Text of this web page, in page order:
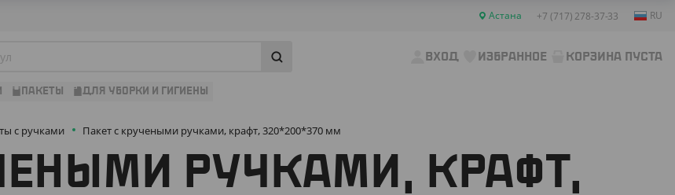
Астана +7 (717) 278-37-33 RU
ВХОД ИЗБРАННОЕ КОРЗИНА ПУСТА
ПАКЕТЫ ДЛЯ УБОРКИ И ГИГИЕНЫ
с ручками Пакет с кручеными ручками, крафт, 320*200*370 мм
РУЧКАМИ, КРАФТ,